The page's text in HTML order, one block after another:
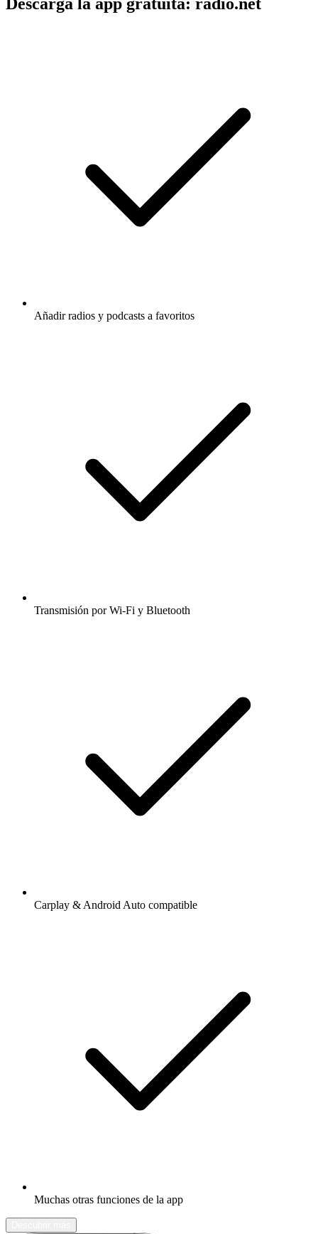
Añadir radios y podcasts a favoritos
Transmisión por Wi-Fi y Bluetooth
Carplay & Android Auto compatible
Muchas otras funciones de la app